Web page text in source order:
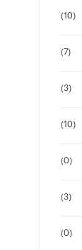
(10)
(7)
(3)
(10)
(0)
(3)
(0)